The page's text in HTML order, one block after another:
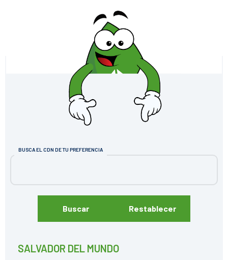
BUSCA EL CDN DE TU PREFERENCIA
Buscar Restablecer
SALVADOR DEL MUNDO